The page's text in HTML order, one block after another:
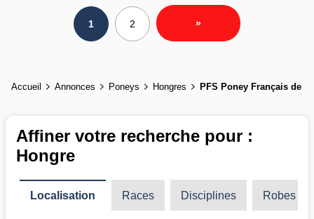
1 2 »
Accueil Annonces Poneys Hongres PFS Poney Français de
Affiner votre recherche pour :
Hongre
Localisation Races Disciplines Robes